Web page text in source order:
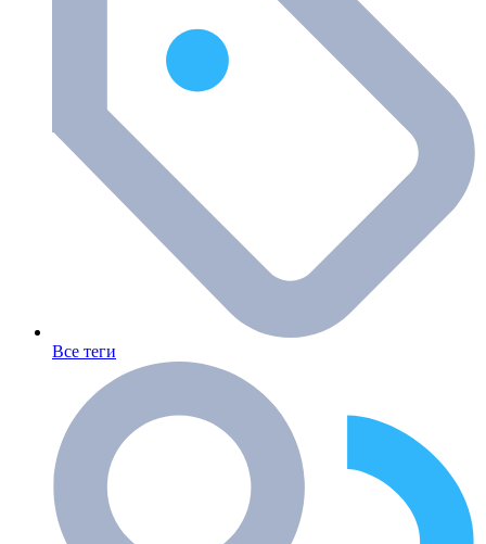
Все теги